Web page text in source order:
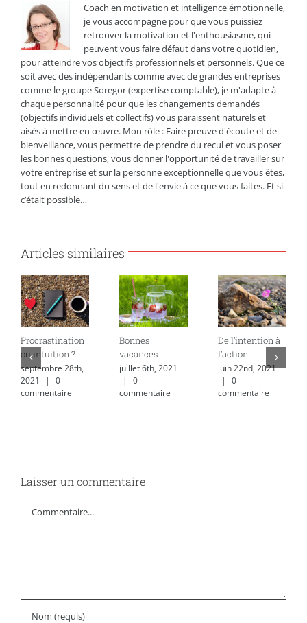
Coach en motivation et intelligence émotionnelle,
je vous accompagne pour que vous puissiez
retrouver la motivation et l'enthousiasme, qui
peuvent vous faire défaut dans votre quotidien,
pour atteindre vos objectifs professionnels et personnels. Que ce
soit avec des indépendants comme avec de grandes entreprises
comme le groupe Soregor (expertise comptable), je m'adapte à
chaque personnalité pour que les changements demandés
(objectifs individuels et collectifs) vous paraissent naturels et
aisés à mettre en œuvre. Mon rôle : Faire preuve d'écoute et de
bienveillance, vous permettre de prendre du recul et vous poser
les bonnes questions, vous donner l'opportunité de travailler sur
votre entreprise et sur la personne exceptionnelle que vous êtes,
tout en redonnant du sens et de l'envie à ce que vous faites. Et si
c’était possible…
Articles similaires
Procrastination
ou intuition ?
septembre 28th,
2021
|
0
commentaire
Bonnes
vacances
juillet 6th, 2021
|
0
commentaire
De l’intention à
l’action
juin 22nd, 2021
|
0
commentaire
Laisser un commentaire